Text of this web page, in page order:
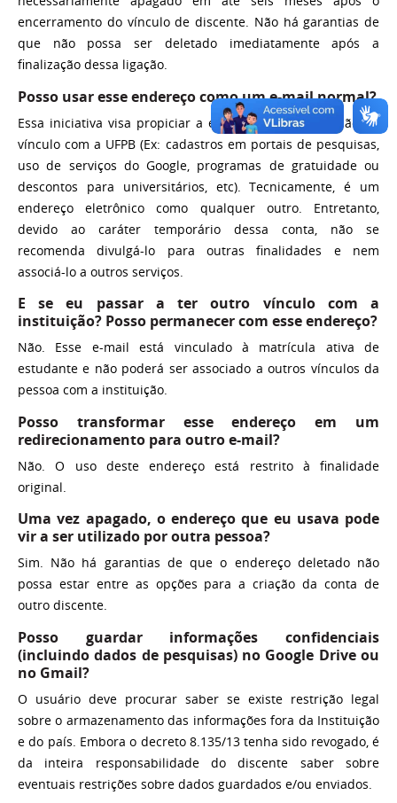
encerramento do vínculo de discente. Não há garantias de
que não possa ser deletado imediatamente após a
finalização dessa ligação.
Posso usar esse endereço como um e-mail normal?
Essa iniciativa visa propiciar a estudantes comprovação de
vínculo com a UFPB (Ex: cadastros em portais de pesquisas,
uso de serviços do Google, programas de gratuidade ou
descontos para universitários, etc). Tecnicamente, é um
endereço eletrônico como qualquer outro. Entretanto,
devido ao caráter temporário dessa conta, não se
recomenda divulgá-lo para outras finalidades e nem
associá-lo a outros serviços.
E se eu passar a ter outro vínculo com a
instituição? Posso permanecer com esse endereço?
Não. Esse e-mail está vinculado à matrícula ativa de
estudante e não poderá ser associado a outros vínculos da
pessoa com a instituição.
Posso transformar esse endereço em um
redirecionamento para outro e-mail?
Não. O uso deste endereço está restrito à finalidade
original.
Uma vez apagado, o endereço que eu usava pode
vir a ser utilizado por outra pessoa?
Sim. Não há garantias de que o endereço deletado não
possa estar entre as opções para a criação da conta de
outro discente.
Posso guardar informações confidenciais
(incluindo dados de pesquisas) no Google Drive ou
no Gmail?
O usuário deve procurar saber se existe restrição legal
sobre o armazenamento das informações fora da Instituição
e do país. Embora o decreto 8.135/13 tenha sido revogado, é
da inteira responsabilidade do discente saber sobre
eventuais restrições sobre dados guardados e/ou enviados.